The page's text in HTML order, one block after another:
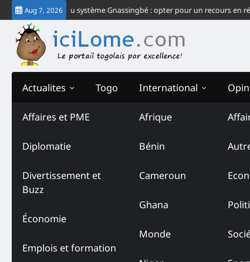
Skip
to
content
Aug 7, 2026
grand échec du système Gnassingbé : opter pour un recours en
Actualites
Affaires et PME
Diplomatie
Divertissement et
Buzz
Économie
Emplois et formation
Togo International
Afrique
Bénin
Cameroun
Ghana
Monde
Tag:de l’Industrie et